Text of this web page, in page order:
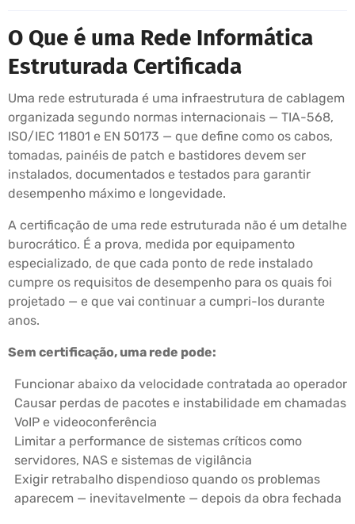
O Que é uma Rede Informática
Estruturada Certificada
Uma rede estruturada é uma infraestrutura de cablagem
organizada segundo normas internacionais — TIA-568,
ISO/IEC 11801 e EN 50173 — que define como os cabos,
tomadas, painéis de patch e bastidores devem ser
instalados, documentados e testados para garantir
desempenho máximo e longevidade.
A certificação de uma rede estruturada não é um detalhe
burocrático. É a prova, medida por equipamento
especializado, de que cada ponto de rede instalado
cumpre os requisitos de desempenho para os quais foi
projetado — e que vai continuar a cumpri-los durante
anos.
Sem certificação, uma rede pode:
Funcionar abaixo da velocidade contratada ao operador
Causar perdas de pacotes e instabilidade em chamadas
VoIP e videoconferência
Limitar a performance de sistemas críticos como
servidores, NAS e sistemas de vigilância
Exigir retrabalho dispendioso quando os problemas
aparecem — inevitavelmente — depois da obra fechada